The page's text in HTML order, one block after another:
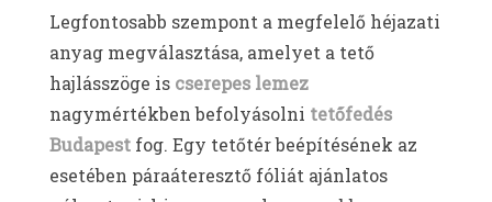
Legfontosabb szempont a megfelelő héjazati
anyag megválasztása, amelyet a tető
hajlásszöge is cserepes lemez
nagymértékben befolyásolni tetőfedés
Budapest fog. Egy tetőtér beépítésének az
esetében páraáteresztő fóliát ajánlatos